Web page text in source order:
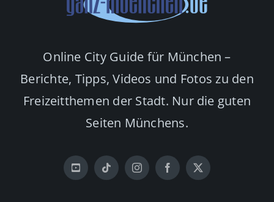
Online City Guide für München –
Berichte, Tipps, Videos und Fotos zu den
Freizeitthemen der Stadt. Nur die guten
Seiten Münchens.